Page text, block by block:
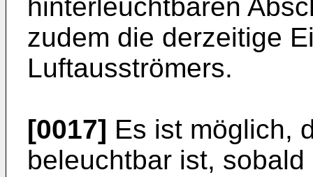
hinterleuchtbaren
zudem die derzeitige
Luftausströmers.
[0017] Es ist möglich,
beleuchtbar ist,